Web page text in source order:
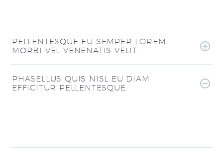
PELLENTESQUE EU SEMPER LOREM.
MORBI VEL VENENATIS VELIT.
PHASELLUS QUIS NISL EU DIAM
EFFICITUR PELLENTESQUE.